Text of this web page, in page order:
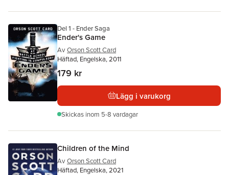
Del 1 - Ender Saga
Ender's Game
Av Orson Scott Card
Häftad, Engelska, 2011
179 kr
Lägg i varukorg
Skickas inom 5-8 vardagar
Children of the Mind
Av Orson Scott Card
Häftad, Engelska, 2021